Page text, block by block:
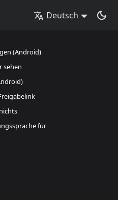
Deutsch
(Android)
sehen
für